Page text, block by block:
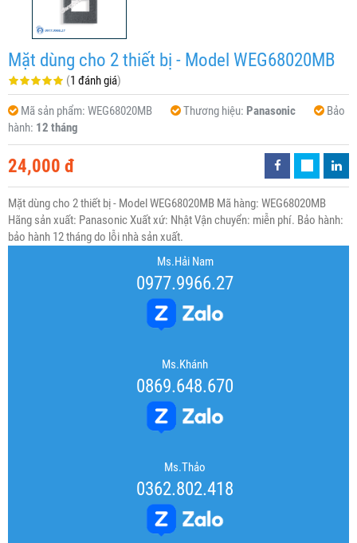
Mặt dùng cho 2 thiết bị - Model WEG68020MB
(1 đánh giá)
Mã sản phẩm: WEG68020MB Thương hiệu: Panasonic
Bảo
hành: 12 tháng
24,000 đ
Mặt dùng cho 2 thiết bị - Model WEG68020MB Mã hàng: WEG68020MB
Hãng sản xuất: Panasonic Xuất xứ: Nhật Vận chuyển: miễn phí. Bảo hành:
bảo hành 12 tháng do lỗi nhà sản xuất.
Ms.Hải Nam
0977.9966.27
Ms.Khánh
0869.648.670
Ms.Thảo
0362.802.418